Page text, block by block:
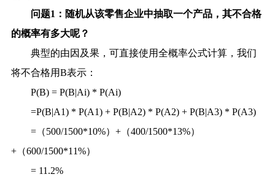
问题1：随机从该零售企业中抽取一个产品，其不合格
的概率有多大呢？
典型的由因及果，可直接使用全概率公式计算，我们
将不合格用B表示：
P(B) = P(B|Ai) * P(Ai)
=P(B|A1) * P(A1) + P(B|A2) * P(A2) + P(B|A3) * P(A3)
=（500/1500*10%）+（400/1500*13%）
+（600/1500*11%）
= 11.2%